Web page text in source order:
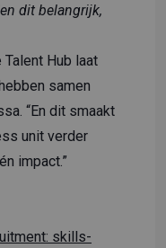
dit belangrijk,
Hub laat
samen
“En dit smaakt
unit verder
impact.”
skills-